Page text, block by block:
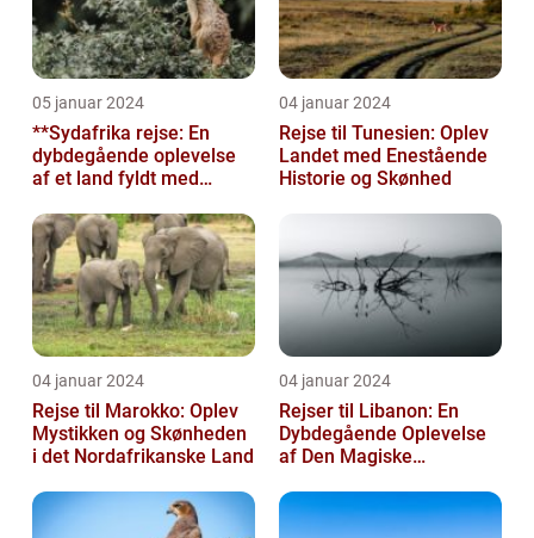
05 januar 2024
**Sydafrika rejse: En
dybdegående oplevelse
af et land fyldt med
04 januar 2024
Rejse til Tunesien: Oplev
Landet med Enestående
Historie og Skønhed
04 januar 2024
Rejse til Marokko: Oplev
Mystikken og Skønheden
i det Nordafrikanske Land
04 januar 2024
Rejser til Libanon: En
Dybdegående Oplevelse
af Den Magiske